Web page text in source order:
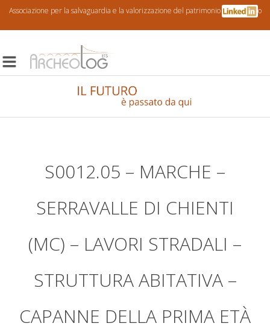
Associazione per la salvaguardia e la valorizzazione del patrimonio archeologico
S0012.05 – MARCHE –
SERRAVALLE DI CHIENTI
(MC) – LAVORI STRADALI –
STRUTTURA ABITATIVA –
CAPANNE DELLA PRIMA ETÀ